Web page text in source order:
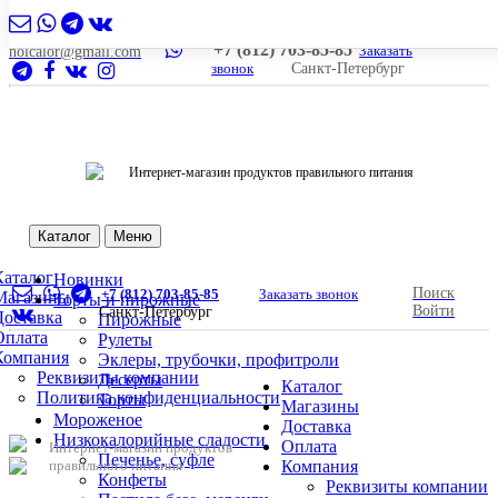
nolcalor@gmail.com +7 (812) 703-85-85 Заказать
звонок
Санкт-Петербург
Интернет-магазин продуктов правильного питания
Каталог Меню
Реквизиты компании
Политика конфиденциальности
Новинки
Торты и пирожные
Пирожные
Рулеты
Эклеры, трубочки, профитроли
Десерты
Торты
Мороженое
Низкокалорийные сладости
Печенье, суфле
Конфеты
+7 (812) 703-85-85
Заказать звонок
Санкт-Петербург
Поиск
Войти
Интернет-магазин продуктов
правильного питания
Каталог
Магазины
Доставка
Оплата
Компания
Реквизиты компании